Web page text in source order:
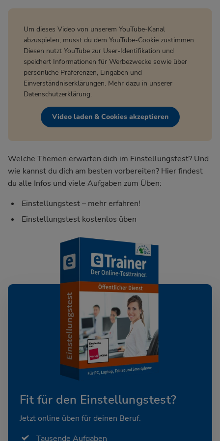
Um dieses Video von unserem YouTube-Kanal
abzuspielen, musst du dem YouTube-Cookie zustimmen.
Diesen nutzt YouTube zur User-Identifikation und
speichert Informationen für Werbezwecke sowie über
persönliche Präferenzen, Eingaben und
Einverständniserklärungen. Mehr dazu in unserer
Datenschutzerklärung.
Video laden & Cookies akzeptieren
Welche Themen erwarten dich im Einstellungstest? Und
wie kannst du dich am besten vorbereiten? Hier findest
du alle Infos und viele Aufgaben zum Üben:
Einstellungstest – mehr erfahren!
Einstellungstest kostenlos üben
Fit für den Einstellungstest?
Jetzt online üben für deinen Beruf.
Tausende Aufgaben